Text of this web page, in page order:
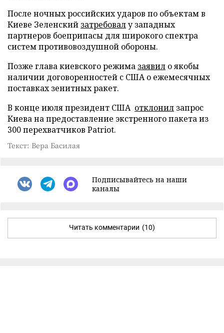
После ночных российских ударов по объектам в
Киеве Зеленский затребовалу западных
партнеров боеприпасы для широкого спектра
систем противовоздушной обороны.
Позже глава киевского режима заявил о якобы
наличии договоренностей с США о ежемесячных
поставках зенитных ракет.
В конце июля президент США отклонил запрос
Киева на предоставление экстренного пакета из
300 перехватчиков Patriot.
Текст: Вера Басилая
Подписывайтесь на наши
каналы
Читать комментарии (10)